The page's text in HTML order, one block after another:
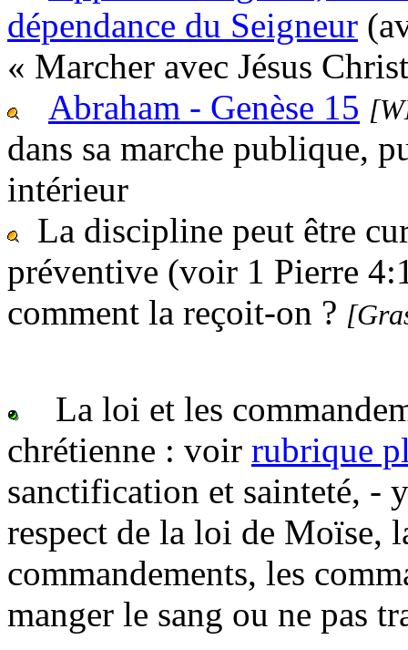
dépendance du Seigneur
« Marcher avec Jésus
Abraham - Genèse 15
dans sa marche publique,
intérieur
La discipline peut être
préventive (voir 1 Pierre
comment la reçoit-on ?
La loi et les
chrétienne : voir rubrique
sanctification et sainteté, -
respect de la loi de Moïse,
commandements, les
manger le sang ou ne pas